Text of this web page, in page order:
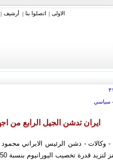
الاولی | اتصلوا بنا | أرشیف |
سياسي
ايران تدشن الجيل الرابع من
وکالات - دشن الرئيس الايراني
تخصيب اليورانيوم بنسبة 50 بالمئة بحضور وزير خارجيته علي اكبر صالحي.